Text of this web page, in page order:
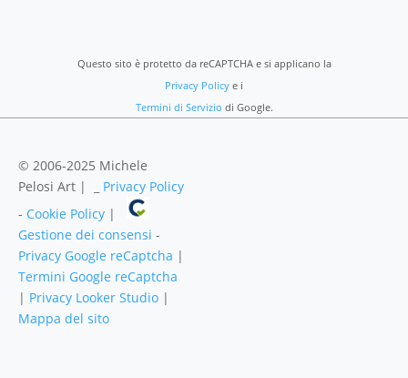
Questo sito è protetto da reCAPTCHA e si applicano la
Privacy Policy e i
Termini di Servizio di Google.
© 2006-2025 Michele
Pelosi Art | _ Privacy Policy
- Cookie Policy |
Gestione dei consensi -
Privacy Google reCaptcha |
Termini Google reCaptcha
| Privacy Looker Studio |
Mappa del sito